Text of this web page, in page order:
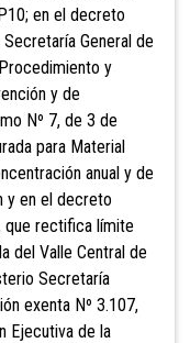
en el decreto
General de
y
y de
Nº 7, de 3 de
para Material
anual y de
y en el decreto
que rectifica límite
del Valle Central de
Secretaría
exenta Nº 3.107,
Ejecutiva de la